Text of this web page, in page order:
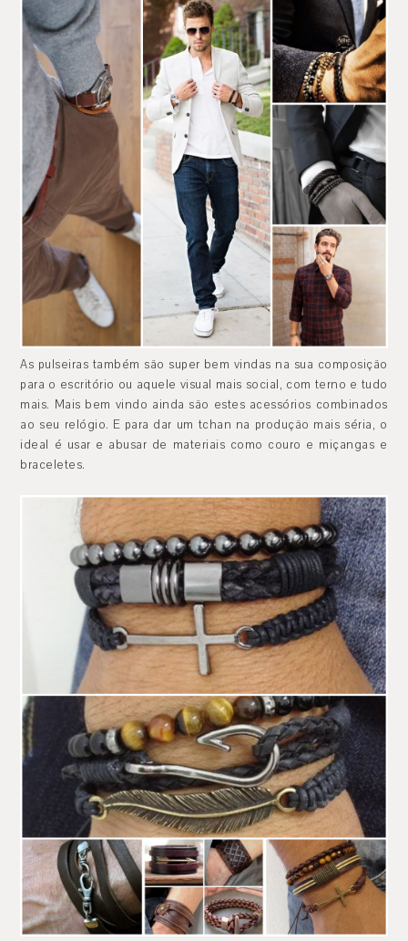
As pulseiras também são super bem vindas na sua composição
para o escritório ou aquele visual mais social, com terno e tudo
mais. Mais bem vindo ainda são estes acessórios combinados
ao seu relógio. E para dar um tchan na produção mais séria, o
ideal é usar e abusar de materiais como couro e miçangas e
braceletes.